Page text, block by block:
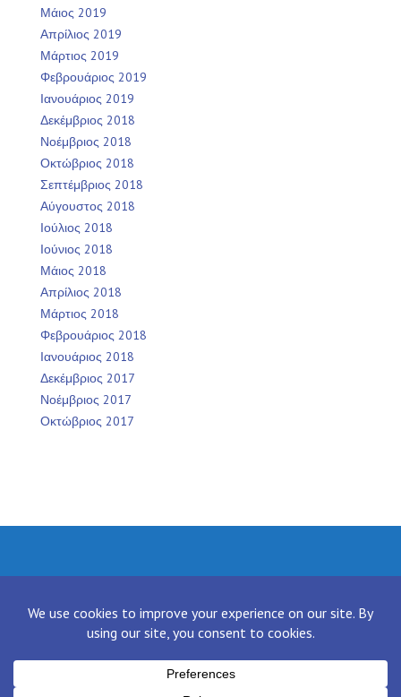
Μάιος 2019
Απρίλιος 2019
Μάρτιος 2019
Φεβρουάριος 2019
Ιανουάριος 2019
Δεκέμβριος 2018
Νοέμβριος 2018
Οκτώβριος 2018
Σεπτέμβριος 2018
Αύγουστος 2018
Ιούλιος 2018
Ιούνιος 2018
Μάιος 2018
Απρίλιος 2018
Μάρτιος 2018
Φεβρουάριος 2018
Ιανουάριος 2018
Δεκέμβριος 2017
Νοέμβριος 2017
Οκτώβριος 2017